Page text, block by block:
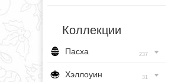
Коллекции
Пасха 237
Хэллоуин 31